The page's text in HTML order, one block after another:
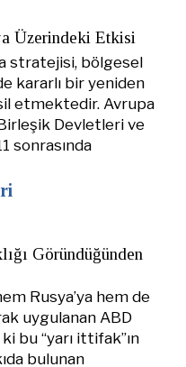
Üzerindeki Etkisi
stratejisi, bölgesel
kararlı bir yeniden
etmektedir. Avrupa
Devletleri ve
sonrasında
Göründüğünden
Rusya’ya hem de
uygulanan ABD
ki bu “yarı ittifak”ın
bulunan